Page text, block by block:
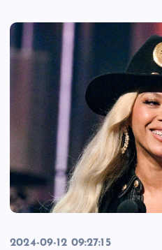
2024-09-12 09:27:15